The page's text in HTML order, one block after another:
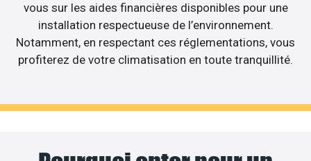
vous sur les aides financières disponibles pour une
installation respectueuse de l’environnement.
Notamment, en respectant ces réglementations, vous
profiterez de votre climatisation en toute tranquillité.